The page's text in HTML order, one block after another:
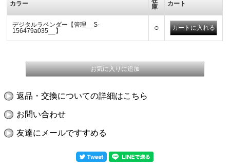
カラー
庫
カート
デジタルラベンダー【管理__S-
156479a035__】
○
返品・交換についての詳細はこちら
お問い合わせ
友達にメールですすめる